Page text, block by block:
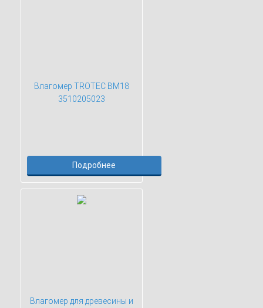
Влагомер TROTEC BM18
3510205023
Подробнее
Влагомер для древесины и